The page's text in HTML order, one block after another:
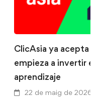
ClicAsia ya acepta
empieza a invertir
aprendizaje
22 de maig de 2026